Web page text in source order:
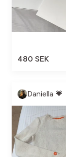
480 SEK
Daniella 💗